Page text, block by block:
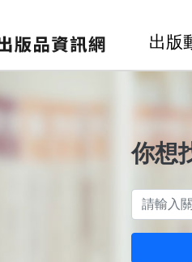
出版
你想